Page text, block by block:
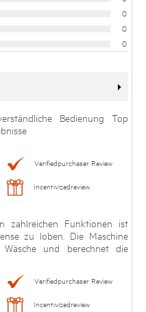
0
0
0
Bedienung Top
Verifiedpurchaser Review
Incentivizedreview
zahlreichen Funktionen ist
zu loben. Die Maschine
und berechnet die
unten. So muss Sparen
nach oben!
Verifiedpurchaser Review
Incentivizedreview